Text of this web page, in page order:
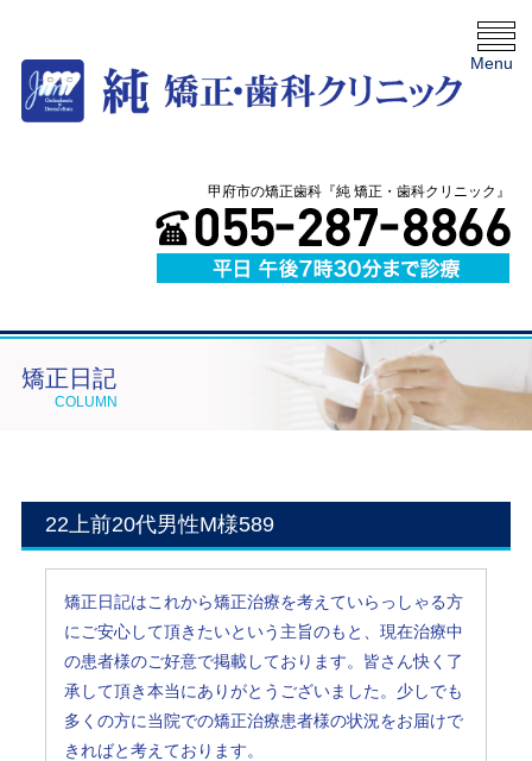
甲府市の矯正歯科『純 矯正・歯科クリニック』
Menu
矯正日記
COLUMN
22上前20代男性M様589
矯正日記はこれから矯正治療を考えていらっしゃる方
にご安心して頂きたいという主旨のもと、現在治療中
の患者様のご好意で掲載しております。皆さん快く了
承して頂き本当にありがとうございました。少しでも
多くの方に当院での矯正治療患者様の状況をお届けで
きればと考えております。